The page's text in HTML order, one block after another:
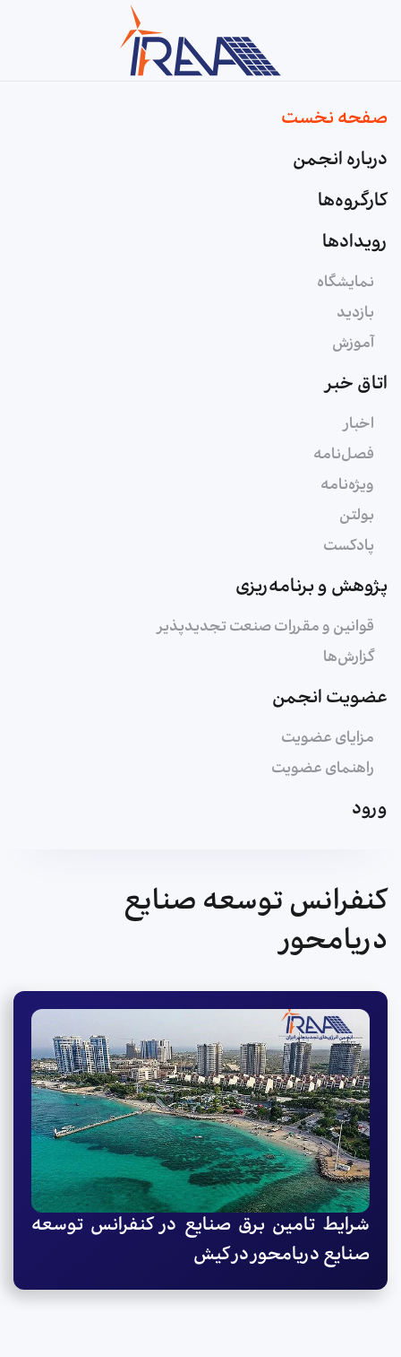
Skip to main content
صفحه نخست
درباره انجمن
کارگروه‌ها
رویدادها
نمایشگاه
بازدید
آموزش
اتاق خبر
اخبار
فصل‌نامه
ویژه‌نامه
بولتن
پادکست
پژوهش و برنامه‌ریزی
قوانین و مقررات صنعت تجدیدپذیر
گزارش‌ها
عضویت انجمن
مزایای عضویت
راهنمای عضویت
ورود
کنفرانس توسعه صنایع
دریامحور
شرایط تامین برق صنایع در کنفرانس توسعه
صنایع دریامحور در کیش